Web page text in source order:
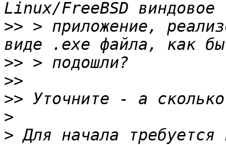
>> > приложение,
>>
>>
>>
>
> Для начала требуется